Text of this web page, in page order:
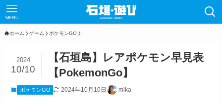
MENU
ホーム ゲーム ポケモンGO
【石垣島】レアポケモン早見表
【PokemonGo】
2024
10/10
ポケモンGO 2024年10月10日 mika